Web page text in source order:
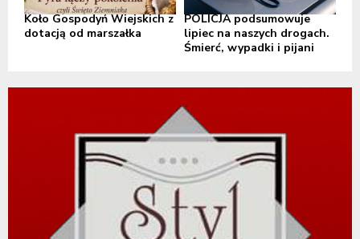
Koło Gospodyń Wiejskich z
dotacją od marszałka
POLICJA podsumowuje
lipiec na naszych drogach.
Śmierć, wypadki i pijani